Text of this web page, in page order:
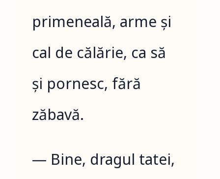
primeneală, arme și
cal de călărie, ca să
și pornesc, fără
zăbavă.
— Bine, dragul tatei,